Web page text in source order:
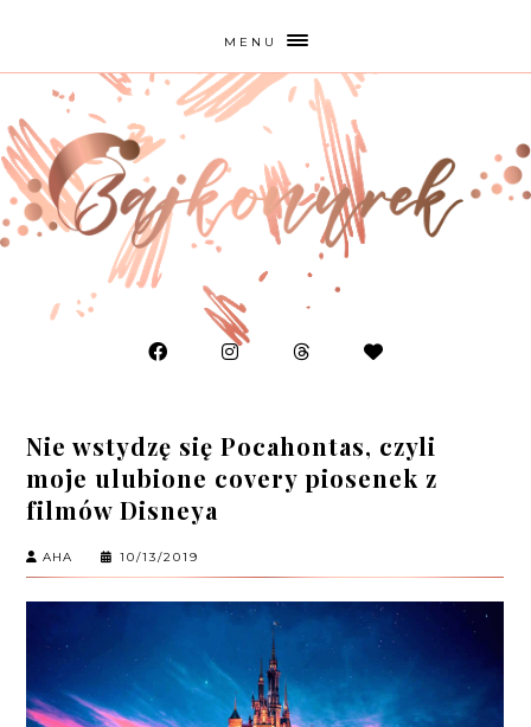
MENU
Nie wstydzę się Pocahontas, czyli
moje ulubione covery piosenek z
filmów Disneya
AHA 10/13/2019